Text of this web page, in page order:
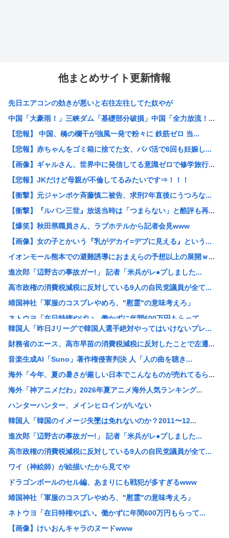
他まとめサイト更新情報
先日エアコンの効きが悪いと右往左往してた奴やが
中国「大豪雨！」三峡ダム「基礎部分破損」中国「全力放流！...
【悲報】 中国、橋の欄干が強風一発で粉々に 鉄筋ゼロ 当...
【悲報】赤ちゃんをゴミ箱に捨てた女、パパ活で8回も妊娠し...
【画像】ギャルさん、世界中に発信してる意識ゼロで修学旅行...
【悲報】JKだけど母親が不倫してるみたいです⇒！！！
【衝撃】元ジャンポケ斉藤慎二被告、求刑7年直後にうつろな...
【衝撃】『ルパン三世』放送当時は「つまらない」と酷評も再...
【爆笑】秋田県職員さん、ラブホテルから記者会見www
【画像】女の子とかいう『乳がデカイ=デブに見える』という...
イオンモール熊本での避難誘導におまえらの予想以上の展開ｗ...
進次郎「辺野古の事故ガー!」 記者「米兵がレ●プしました...
高市政権の消費税減税に反対している9人の自民党議員が全て...
靖国神社「軍服のコスプレやめろ、"慰霊"の意味考えろ」
ネトウヨ「在日特権やばい。働かずに年間600万円もらって...
【重要指名手配】八田與一容疑者、新写真公開も「もう死んで...
小野田大臣、「元々おまえも外国籍だろ？」というツッコミを...
中国「日本は原爆被害者の立場で同情を買おうとするのを止め...
【速報】USスチール、1800億円の黒字www
【悲報】 週刊誌、好き放題書きまくる 高市早苗首相は新公...
【画像】例の美人すぎるおにぎり屋さん、裏でおっさんが握っ...
【高市総理】非核三原則「堅持している」 長崎平和祈念式典...
コールマンの人気商品が変わった？キャンプ離れの中で売れる...
【悲報】全席指定･事前販売制｢琵琶湖三市同時花火大会｣が...
【悲報】タトゥー擁護してる反社、味方から背中を刺される
秋田県職員、ラブホテルから記者会見していたことが発覚（※...
彼女「ねぃねぃ、結婚も視野に入ってきたわけだし給料教えて...
【悲報】高市早苗首相さん、公用車を3000万円の新車に買...
オーストラリア研究チーム、45年間、2700人以上を研究...
韓国人「昨日Jリーグで韓国人選手絶対やってはいけないプレ...
財務省のエース、高市早苗の消費税減税に反対したことで左遷...
音楽生成AI「Suno」著作権侵害判決 人「人の曲を聴き...
海外「今年、夏の暑さが厳しい日本でこんなものが売れてるら...
海外「神アニメだわ」2026年夏アニメ海外人気ランキング...
ハンターハンター、メインヒロインがいない
韓国人「韓国のイメージ失墜は免れないのか？2011〜12...
進次郎「辺野古の事故ガー!」 記者「米兵がレ●プしました...
高市政権の消費税減税に反対している9人の自民党議員が全て...
ワイ（神絵師）が絵描いたから見てや
ドラゴンボールのセル編、あまりにも戦犯が多すぎるwww
靖国神社「軍服のコスプレやめろ、"慰霊"の意味考えろ」
ネトウヨ「在日特権やばい。働かずに年間600万円もらって...
【画像】けいおんキャラのヌードwww